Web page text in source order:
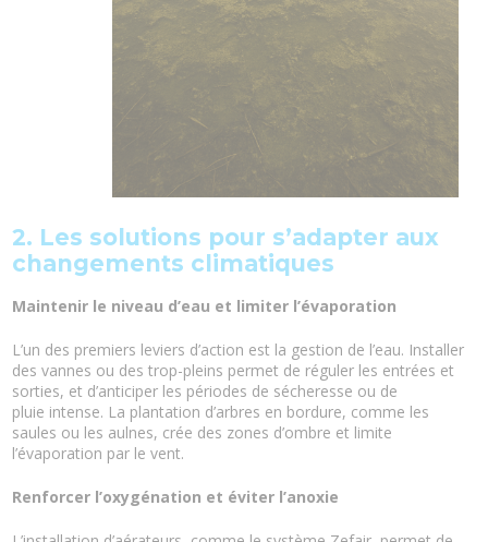
2. Les solutions pour s’adapter aux
changements climatiques
Maintenir le niveau d’eau et limiter l’évaporation
L’un des premiers leviers d’action est la gestion de l’eau. Installer
des vannes ou des trop-pleins permet de réguler les entrées et
sorties, et d’anticiper les périodes de sécheresse ou de
pluie intense. La plantation d’arbres en bordure, comme les
saules ou les aulnes, crée des zones d’ombre et limite
l’évaporation par le vent.
Renforcer l’oxygénation et éviter l’anoxie